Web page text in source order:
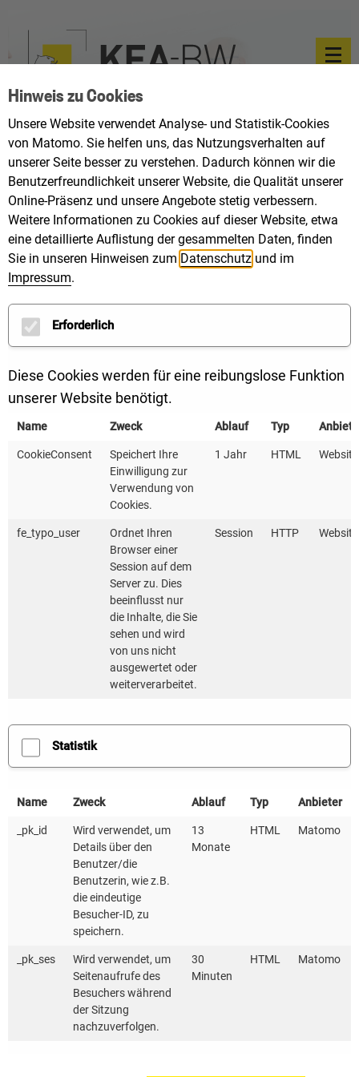
Schwarzwald-Baar-Heuberg
Klimaschutz- u. Energieagentur Region Schwarzwald-
Baar-Heuberg gGmbH
Alexander Spreitzer
Königstraße 2
Telefon: 07461 90 81 81-0
E-Mail:kwp@ ea-sbh.de
Zuständig für: Landkreis Rottweil, Landkreis
Tuttlingen und Schwarzwald-Baar-Kreis
Publikationen
Stellenausschreibungen
Newsletter
Sitemap
Kontakt
Hinweis zu Cookies
Unsere Website verwendet Analyse- und Statistik-Cookies
von Matomo. Sie helfen uns, das Nutzungsverhalten auf
unserer Seite besser zu verstehen. Dadurch können wir die
Benutzerfreundlichkeit unserer Website, die Qualität unserer
Online-Präsenz und unsere Angebote stetig verbessern.
Weitere Informationen zu Cookies auf dieser Website, etwa
eine detaillierte Auflistung der gesammelten Daten, finden
Sie in unseren Hinweisen zum Datenschutz und im
Impressum.
Erforderlich
Diese Cookies werden für eine reibungslose Funktion
unserer Website benötigt.
Name Zweck Ablauf Typ
CookieConsent
Speichert Ihre
Einwilligung zur
Verwendung von
Cookies.
1 Jahr HTML Website
fe_typo_user
Ordnet Ihren
Browser einer
Session auf dem
Server zu. Dies
beeinflusst nur
die Inhalte, die Sie
sehen und wird
von uns nicht
ausgewertet oder
weiterverarbeitet.
Session HTTP Website
Statistik
Name Zweck Ablauf Typ Anbieter
_pk_id
Wird verwendet, um
Details über den
Benutzer/die
Benutzerin, wie z.B.
die eindeutige
Besucher-ID, zu
speichern.
13
Monate
HTML Matomo
_pk_ses
Wird verwendet, um
Seitenaufrufe des
Besuchers während
der Sitzung
nachzuverfolgen.
30
Minuten
HTML Matomo